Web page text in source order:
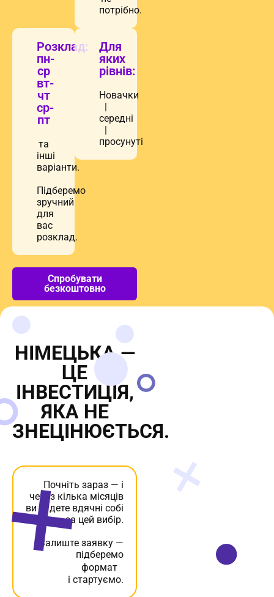
Розклад:
пн-
ср
вт-
чт
ср-
пт
інші
варіанти.
зручний
для
вас
розклад.
яких
рівнів:
|
середні
|
просунуті
Спробувати
безкоштовно
НІМЕЦЬКА —
ЦЕ
ІНВЕСТИЦІЯ,
ЯКА НЕ
ЗНЕЦІНЮЄТЬСЯ.
через кілька місяців
ви будете вдячні собі
за цей вибір.
Залиште заявку —
підберемо
формат
і стартуємо.